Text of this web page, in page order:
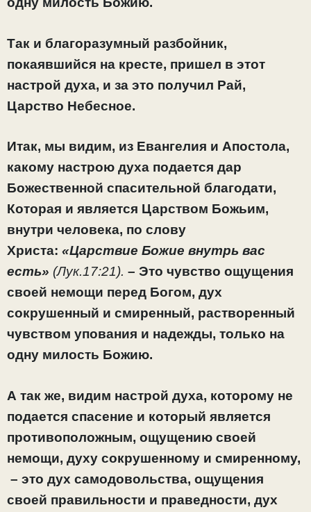
Так и благоразумный разбойник,
покаявшийся на кресте, пришел в этот
настрой духа, и за это получил Рай,
Царство Небесное.
Итак, мы видим, из Евангелия и Апостола,
какому настрою духа подается дар
Божественной спасительной благодати,
Которая и является Царством Божьим,
внутри человека, по слову
Христа: «Царствие Божие внутрь вас
есть» (Лук.17:21). – Это чувство ощущения
своей немощи перед Богом, дух
сокрушенный и смиренный, растворенный
чувством упования и надежды, только на
одну милость Божию.
А так же, видим настрой духа, которому не
подается спасение и который является
противоположным, ощущению своей
немощи, духу сокрушенному и смиренному,
– это дух самодовольства, ощущения
своей правильности и праведности, дух